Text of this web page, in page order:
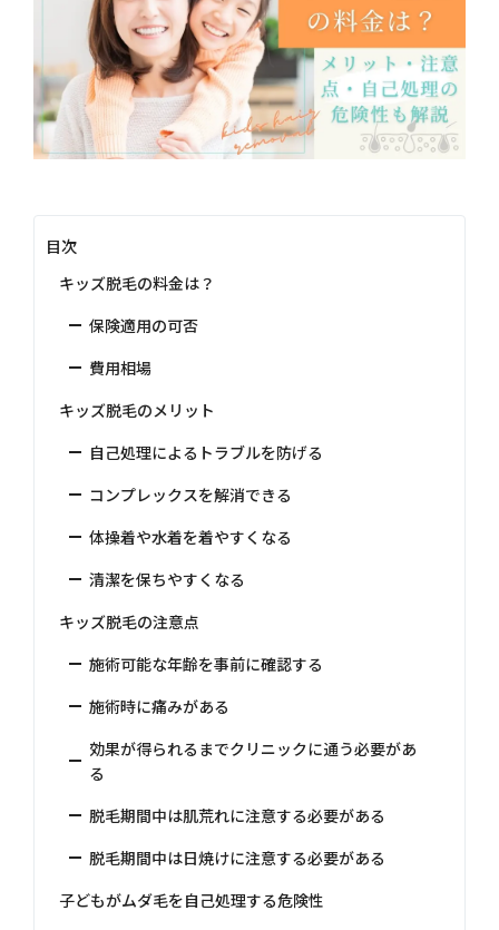
目次
キッズ脱毛の料金は？
保険適用の可否
費用相場
キッズ脱毛のメリット
自己処理によるトラブルを防げる
コンプレックスを解消できる
体操着や水着を着やすくなる
清潔を保ちやすくなる
キッズ脱毛の注意点
施術可能な年齢を事前に確認する
施術時に痛みがある
効果が得られるまでクリニックに通う必要があ
る
脱毛期間中は肌荒れに注意する必要がある
脱毛期間中は日焼けに注意する必要がある
子どもがムダ毛を自己処理する危険性